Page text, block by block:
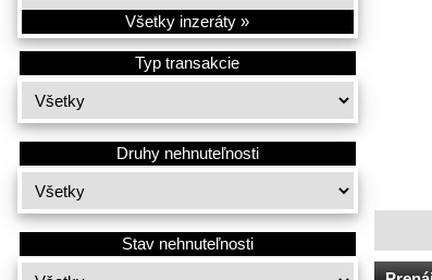
Všetky inzeráty »
Typ transakcie
Druhy nehnuteľnosti
Stav nehnuteľnosti